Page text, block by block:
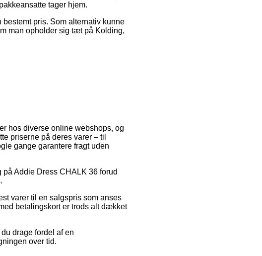
tager hjem.
pris. Som alternativ kunne
man opholder sig tæt på Kolding,
hos diverse online webshops, og
priserne på deres varer – til
gange garantere fragt uden
Addie Dress CHALK 36 forud
varer til en salgspris som anses
betalingskort er trods alt dækket
drage fordel af en
over tid.